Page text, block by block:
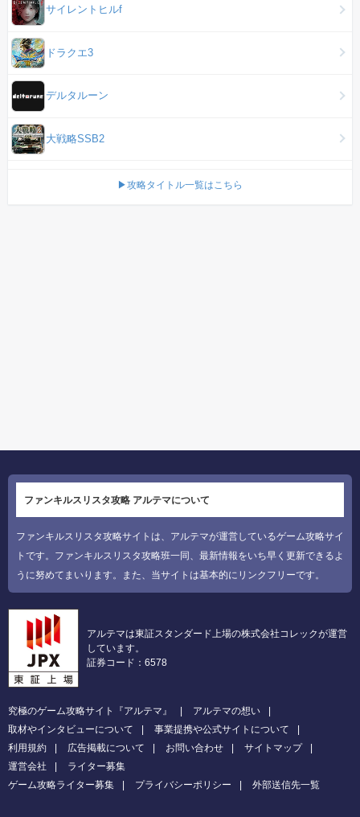
サイレントヒルf
ドラクエ3
デルタルーン
大戦略SSB2
▶攻略タイトル一覧はこちら
ファンキルスリスタ攻略 アルテマについて
ファンキルスリスタ攻略サイトは、アルテマが運営しているゲーム攻略サイ
トです。ファンキルスリスタ攻略班一同、最新情報をいち早く更新できるよ
うに努めてまいります。また、当サイトは基本的にリンクフリーです。
アルテマは東証スタンダード上場の株式会社コレックが運営
しています。
証券コード：6578
究極のゲーム攻略サイト『アルテマ』
アルテマの想い
取材やインタビューについて
事業提携や公式サイトについて
利用規約
広告掲載について お問い合わせ
サイトマップ
運営会社
ライター募集
ゲーム攻略ライター募集
プライバシーポリシー 外部送信先一覧